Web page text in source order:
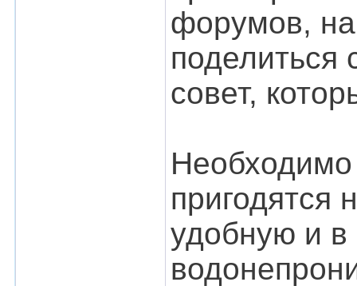
форумов,
поделиться
совет,
пригодятся
удобную и в